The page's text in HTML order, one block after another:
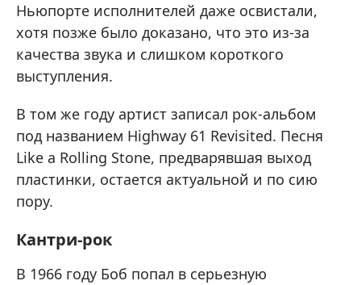
Ньюпорте исполнителей даже освистали,
хотя позже было доказано, что это из-за
качества звука и слишком короткого
выступления.
В том же году артист записал рок-альбом
под названием Highway 61 Revisited. Песня
Like a Rolling Stone, предварявшая выход
пластинки, остается актуальной и по сию
пору.
Кантри-рок
В 1966 году Боб попал в серьезную